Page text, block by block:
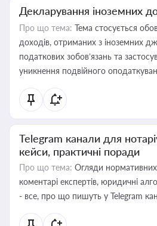
Декларування іноземних
Про що тема: Тема стосується
доходів, отриманих з іноземних
податкових зобов’язань та
уникнення подвійного
Telegram канали для
кейси, практичні поради
Про що тема: Огляди нормативних
коментарі експертів, юридичні
- все, про що пишуть у Telegram